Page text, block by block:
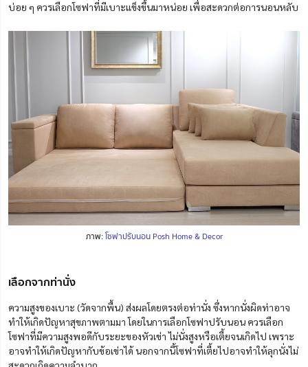
บ่อย ๆ ควรเลือกโซฟาที่มีเบาะแข็งขึ้นมาหน่อย เพื่อสะดวกต่อการนอนหลับ
ภาพ:โซฟาปรับนอน Posh Home & Decor
เลือกจากท่านั่ง
ความสูงของเบาะ (วัดจากพื้น) ส่งผลโดยตรงต่อท่านั่ง ซึ่งหากนั่งผิดท่าอาจ
ทำให้เกิดปัญหาสุขภาพตามมา โดยในการเลือกโซฟาปรับนอน ควรเลือก
โซฟาที่มีความสูงพอดีกับระยะของหัวเข่า ไม่นั่งสูงหรือเตี้ยจนเกิดไป เพราะ
อาจทำให้เกิดปัญหากับข้อเข่าได้ นอกจากนี้โซฟาที่เตี้ยไปอาจทำให้ลุกนั่งไม่